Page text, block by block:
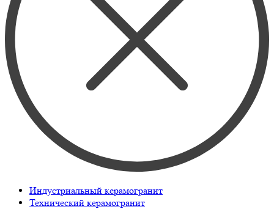
Индустриальный керамогранит
Технический керамогранит